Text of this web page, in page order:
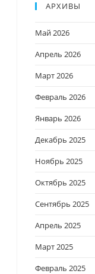
АРХИВЫ
Май 2026
Апрель 2026
Март 2026
Февраль 2026
Январь 2026
Декабрь 2025
Ноябрь 2025
Октябрь 2025
Сентябрь 2025
Апрель 2025
Март 2025
Февраль 2025